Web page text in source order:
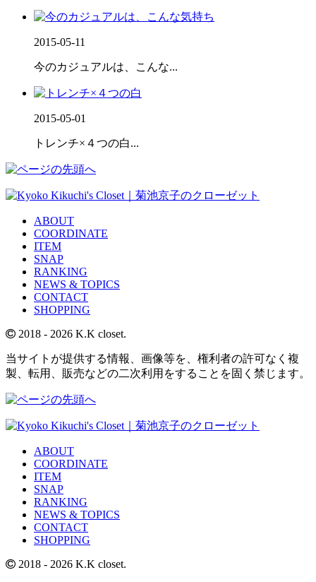
2015-05-11
今のカジュアルは、こんな...
2015-05-01
トレンチ×４つの白...
ABOUT
COORDINATE
ITEM
SNAP
RANKING
NEWS & TOPICS
CONTACT
SHOPPING
2018 - 2026 K.K closet.
当サイトが提供する情報、画像等を、権利者の許可なく複
製、転用、販売などの二次利用をすることを固く禁じます。
ABOUT
COORDINATE
ITEM
SNAP
RANKING
NEWS & TOPICS
CONTACT
SHOPPING
2018 - 2026 K.K closet.